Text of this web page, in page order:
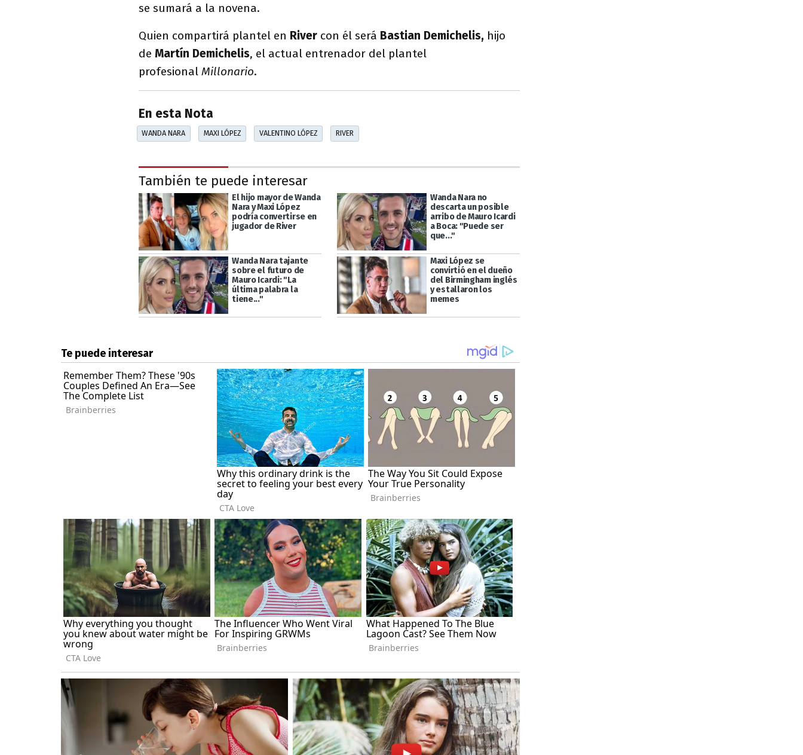
se sumará a la novena.
Quien compartirá plantel en River con él será Bastian Demichelis, hijo
de Martín Demichelis, el actual entrenador del plantel
profesional Millonario.
En esta Nota
WANDA NARA MAXI LÓPEZ VALENTINO LÓPEZ RIVER
También te puede interesar
El hijo mayor de Wanda
Nara y Maxi López
podría convertirse en
jugador de River
Wanda Nara no
descarta un posible
arribo de Mauro Icardi
a Boca: "Puede ser
que..."
Wanda Nara tajante
sobre el futuro de
Mauro Icardi: "La
última palabra la
tiene..."
Maxi López se
convirtió en el dueño
del Birmingham inglés
y estallaron los
memes